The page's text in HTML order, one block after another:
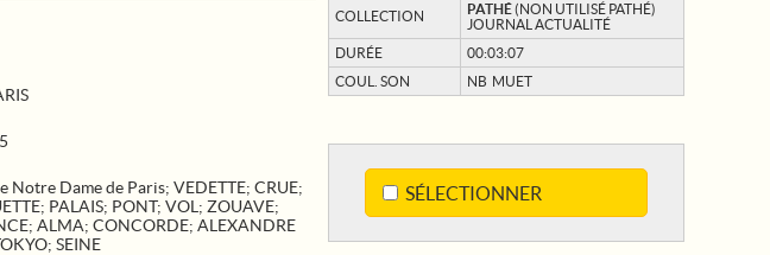
COLLECTION PATHÉ(NON UTILISÉ PATHÉ)
JOURNAL ACTUALITÉ
DURÉE
00:03:07
COUL. SON
NB MUET
SÉLECTIONNER
Notre Dame de Paris; VEDETTE; CRUE;
; PALAIS; PONT; VOL ; ZOUAVE;
; ALMA; CONCORDE; ALEXANDRE
; SEINE